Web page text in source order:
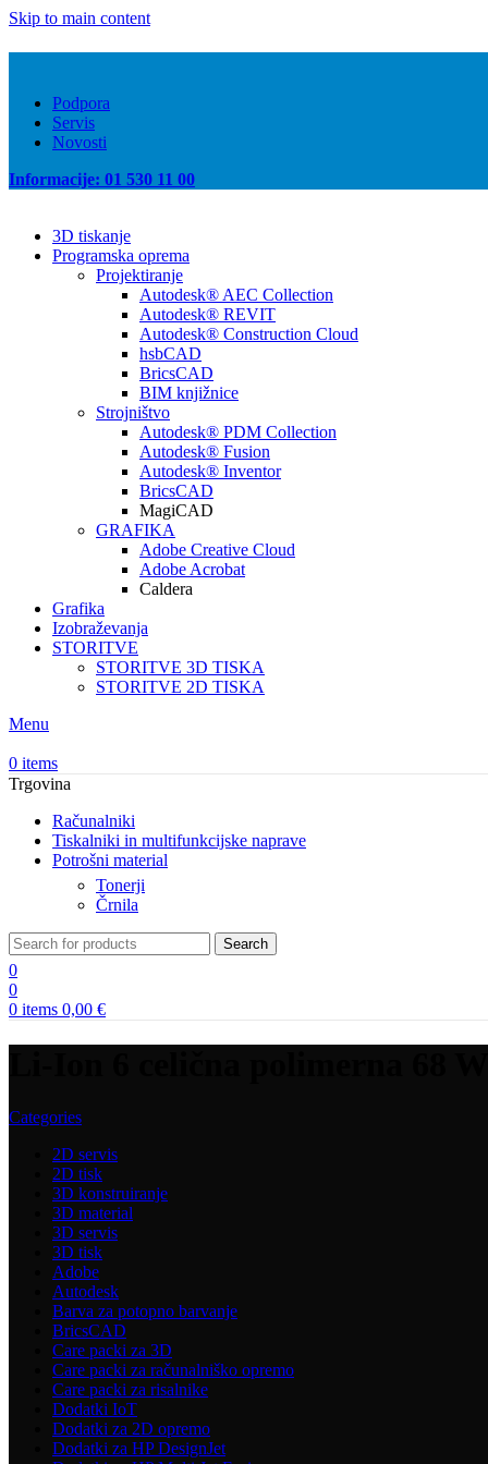
Skip to main content
Podpora
Servis
Novosti
Informacije: 01 530 11 00
3D tiskanje
Programska oprema
Projektiranje
Autodesk® AEC Collection
Autodesk® REVIT
Autodesk® Construction Cloud
hsbCAD
BricsCAD
BIM knjižnice
Strojništvo
Autodesk® PDM Collection
Autodesk® Fusion
Autodesk® Inventor
BricsCAD
MagiCAD
GRAFIKA
Adobe Creative Cloud
Adobe Acrobat
Caldera
Grafika
Izobraževanja
STORITVE
STORITVE 3D TISKA
STORITVE 2D TISKA
Menu
0 items
Trgovina
Računalniki
Tiskalniki in multifunkcijske naprave
Potrošni material
Tonerji
Črnila
Search
0
0
0 items 0,00 €
Categories
2D servis
2D tisk
3D konstruiranje
3D material
3D servis
3D tisk
Adobe
Autodesk
Barva za potopno barvanje
BricsCAD
Care packi za 3D
Care packi za računalniško opremo
Care packi za risalnike
Dodatki IoT
Dodatki za 2D opremo
Dodatki za HP DesignJet